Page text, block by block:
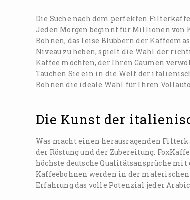
Die Suche nach dem perfekten
Jeden Morgen beginnt für Millionen von
Bohnen, das leise Blubbern der
Niveau zu heben, spielt die Wahl der
Kaffee möchten, der Ihren Gaumen
Tauchen Sie ein in die Welt der
Bohnen die ideale Wahl für Ihren
Die Kunst der
Was macht einen herausragenden
der Röstung und der Zubereitung.
höchste deutsche Qualitätsansprüche
Kaffeebohnen werden in der
Erfahrung das volle Potenzial jeder